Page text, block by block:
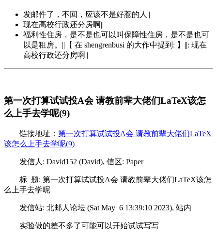
发邮件了，不回，应该不是好惹的人||
现在高校行政还分房啊||
福利性住房，是不是也可以叫保障性住房，是不是也可
以是租房。||【 在 shengrenbusi 的大作中提到: 】||: 现在
高校行政还分房啊||
第一次打算试试投A会 请教前辈大佬们LaTeX该怎
么上手去学呢(9)
链接地址： 第一次打算试试投A会 请教前辈大佬们LaTeX
该怎么上手去学呢(9)
发信人: David152 (David), 信区: Paper
标 题: 第一次打算试试投A会 请教前辈大佬们LaTeX该怎
么上手去学呢
发信站: 北邮人论坛 (Sat May 6 13:39:10 2023), 站内
实验做的差不多了可能可以开始试试写写